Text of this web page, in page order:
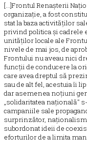
[...]Frontul Renașterii
organizație, a fost
stat la baza activităților
privind politica și cadrele
unităților locale ale
nivele de mai jos, de
Frontului nu aveau nici
funcții de conducere la
care avea dreptul să
sau de alt fel, acestuia îi
dar asemenea noțiuni
„solidaritatea națională"
campaniile sale
surprinzător,
subordonat ideii de
eforturilor de a limita